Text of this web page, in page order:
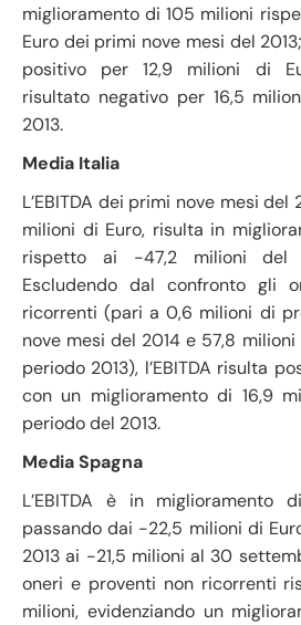
miglioramento di 105 milioni
Euro dei primi nove mesi del
positivo per 12,9 milioni di
risultato negativo per 16,5
2013.
Media Italia
L’EBITDA dei primi nove mesi del
milioni di Euro, risulta in
rispetto ai -47,2 milioni del
Escludendo dal confronto gli
ricorrenti (pari a 0,6 milioni di
nove mesi del 2014 e 57,8
periodo 2013), l’EBITDA risulta
con un miglioramento di 16,9
periodo del 2013.
Media Spagna
L’EBITDA è in miglioramento
passando dai -22,5 milioni di
2013 ai -21,5 milioni al 30
oneri e proventi non ricorrenti
milioni, evidenziando un